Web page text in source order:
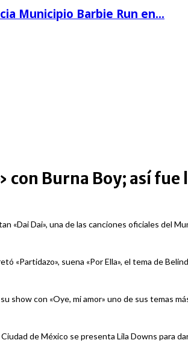
Municipio Barbie Run en…
Burna Boy; así fue
«Dai Dai», una de las canciones oficiales del
«Partidazo», suena «Por Ella», el tema de
show con «Oye, mi amor» uno de sus temas
de México se presenta Lila Downs para